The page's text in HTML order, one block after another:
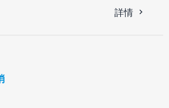
詳情